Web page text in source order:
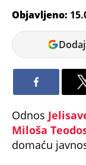
Objavljeno:
Vanja
Pejić
Odnos
Miloša
domaću